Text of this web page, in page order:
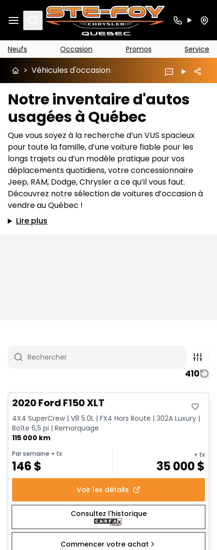
Search
Neufs Occasion Promos Service
> Véhicules d'occasion
Notre inventaire d'autos
usagées à Québec
Que vous soyez à la recherche d’un VUS spacieux
pour toute la famille, d’une voiture fiable pour les
longs trajets ou d’un modèle pratique pour vos
déplacements quotidiens, votre concessionnaire
Jeep, RAM, Dodge, Chrysler a ce qu’il vous faut.
Découvrez notre sélection de voitures d’occasion à
vendre au Québec !
Lire plus
410
2020 Ford F150 XLT
4X4 SuperCrew | V8 5.0L | FX4 Hors Route | 302A Luxury |
Boîte 6,5 pi | Remorquage
115 000 km
Par semaine + tx
146 $
+ tx
35 000$
Voir les détails
Consultez l'historique
Commencer votre achat